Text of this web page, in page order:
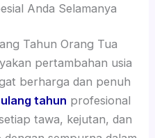
Anda Selamanya
Tahun Orang Tua
pertambahan usia
berharga dan penuh
tahun profesional
tawa, kejutan, dan